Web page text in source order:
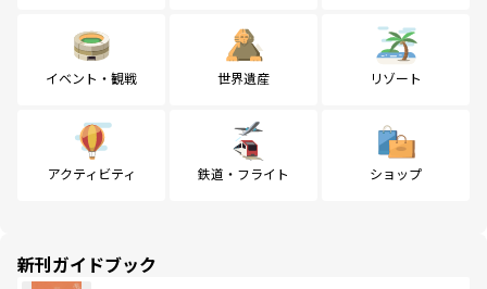
イベント・観戦 世界遺産 リゾート
アクティビティ 鉄道・フライト ショップ
新刊ガイドブック